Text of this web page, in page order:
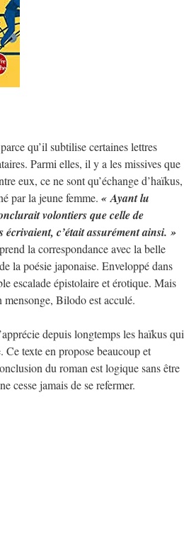
qu’il subtilise certaines lettres
Parmi elles, il y a les missives que
eux, ce ne sont qu’échange d’haïkus,
par la jeune femme. « Ayant lu
volontiers que celle de
écrivaient, c’était assurément ainsi. »
la correspondance avec la belle
la poésie japonaise. Enveloppé dans
escalade épistolaire et érotique. Mais
Bilodo est acculé.
depuis longtemps les haïkus qui
Ce texte en propose beaucoup et
du roman est logique sans être
cesse jamais de se refermer.